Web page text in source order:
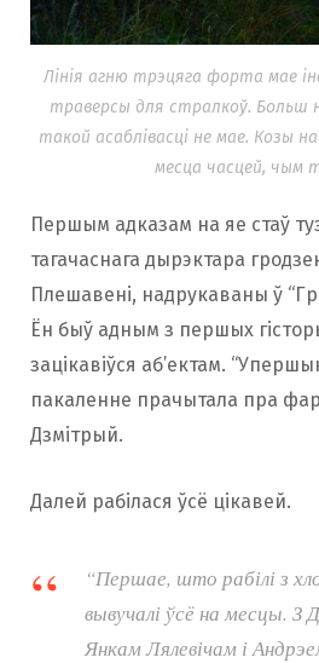
Лінія агню трэцяга форта мае
траверсы для стралкоў. Больш
такой асаблівасці не мае. Козы
месца часцей, чым
Першым адказам на яе стаў
тагачаснага дырэктара
Плешавені, надрукаваны ў
Ён быў адным з першых
зацікавіўся аб’ектам.
пакаленне прачытала пра
Дзмітрый.
Далей рабілася ўсё цікавей.
“Першае, што рабілі з
вывучалі ўсё на месцы. З
Янкам Лялевічам і